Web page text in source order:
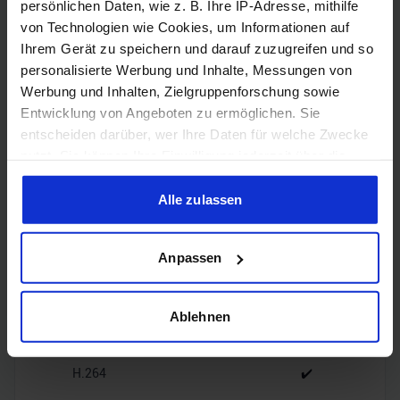
persönlichen Daten, wie z. B. Ihre IP-Adresse, mithilfe
von Technologien wie Cookies, um Informationen auf
Ihrem Gerät zu speichern und darauf zuzugreifen und so
personalisierte Werbung und Inhalte, Messungen von
Werbung und Inhalten, Zielgruppenforschung sowie
Entwicklung von Angeboten zu ermöglichen. Sie
entscheiden darüber, wer Ihre Daten für welche Zwecke
Cookie-Erklärung oder durch Klicken auf das Privacy
Trigger Symbol ändern oder widerrufen
Informationen über Ihre geografische Lage erfassen,
welche bis auf einige Meter genau sein können
Ihr Gerät durch aktives Scannen nach bestimmten
Erfahren Sie mehr darüber, wie Ihre persönlichen Daten
verarbeitet werden, und legen Sie Ihre Präferenzen im
Alle zulassen
Anpassen
Ablehnen
HDMI
1x HDMI
2.1b
DisplayPort
3x
DisplayPort
2.1b
H.264 ✔️